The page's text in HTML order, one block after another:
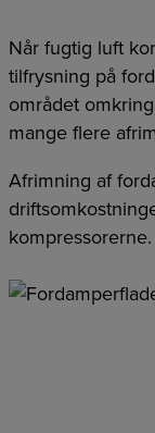
Når fugtig luft
tilfrysning på
området
mange flere
Afrimning af
kompressorerne.